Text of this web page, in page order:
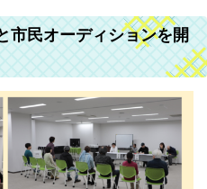
市民オーディションを開